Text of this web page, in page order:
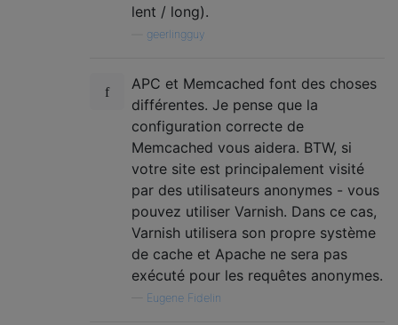
lent / long).
geerlingguy
APC et Memcached font des choses
différentes. Je pense que la
configuration correcte de
Memcached vous aidera. BTW, si
votre site est principalement visité
par des utilisateurs anonymes - vous
pouvez utiliser Varnish. Dans ce cas,
Varnish utilisera son propre système
de cache et Apache ne sera pas
exécuté pour les requêtes anonymes.
Eugene Fidelin